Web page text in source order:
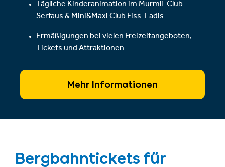
Tägliche Kinderanimation im Murmli-Club
Serfaus & Mini&Maxi Club Fiss-Ladis
Ermäßigungen bei vielen Freizeitangeboten,
Tickets und Attraktionen
Mehr Informationen
Bergbahntickets für